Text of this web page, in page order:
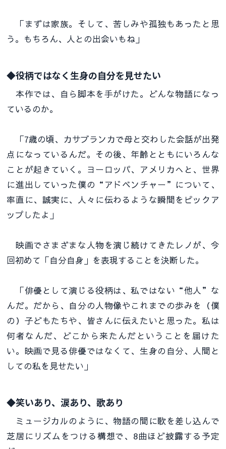
「まずは家族。そして、苦しみや孤独もあったと思
う。もちろん、人との出会いもね」
◆役柄ではなく生身の自分を見せたい
本作では、自ら脚本を手がけた。どんな物語になっ
ているのか。
「7歳の頃、カサブランカで母と交わした会話が出発
点になっているんだ。その後、年齢とともにいろんな
ことが起きていく。ヨーロッパ、アメリカへと、世界
に進出していった僕の“アドベンチャー”について、
率直に、誠実に、人々に伝わるような瞬間をピックア
ップしたよ」
映画でさまざまな人物を演じ続けてきたレノが、今
回初めて「自分自身」を表現することを決断した。
「俳優として演じる役柄は、私ではない“他人”な
んだ。だから、自分の人物像やこれまでの歩みを（僕
の）子どもたちや、皆さんに伝えたいと思った。私は
何者なんだ、どこから来たんだということを届けた
い。映画で見る俳優ではなくて、生身の自分、人間と
しての私を見せたい」
◆笑いあり、涙あり、歌あり
ミュージカルのように、物語の間に歌を差し込んで
芝居にリズムをつける構想で、8曲ほど披露する予定